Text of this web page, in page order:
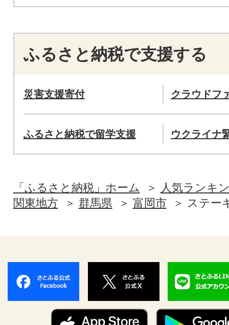
ふるさと納税で支援する
災害支援寄付 クラウドフ
ふるさと納税で留学支援 ウクライナ
「ふるさと納税」ホーム
人気ランキ
関東地方
群馬県 富岡市 ステー